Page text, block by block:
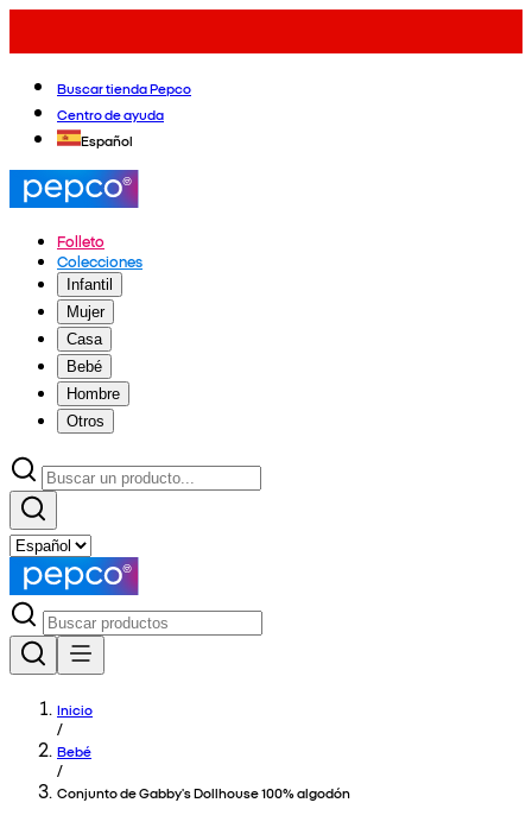
Buscar tienda Pepco
Centro de ayuda
Español
Folleto
Colecciones
Infantil
Mujer
Casa
Bebé
Hombre
Otros
Inicio
/
Bebé
/
Conjunto de Gabby's Dollhouse 100% algodón